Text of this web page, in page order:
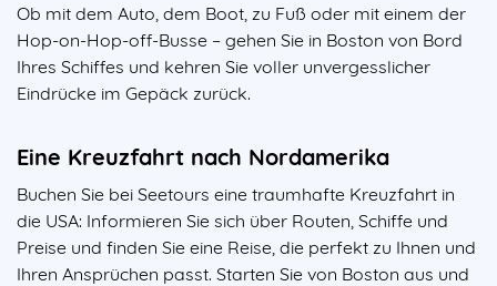
Ob mit dem Auto, dem Boot, zu Fuß oder mit einem der
Hop-on-Hop-off-Busse – gehen Sie in Boston von Bord
Ihres Schiffes und kehren Sie voller unvergesslicher
Eindrücke im Gepäck zurück.
Eine Kreuzfahrt nach Nordamerika
Buchen Sie bei Seetours eine traumhafte Kreuzfahrt in
die USA: Informieren Sie sich über Routen, Schiffe und
Preise und finden Sie eine Reise, die perfekt zu Ihnen und
Ihren Ansprüchen passt. Starten Sie von Boston aus und